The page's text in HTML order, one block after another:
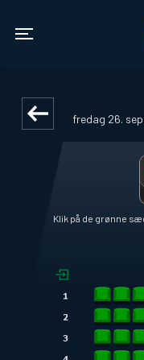
fredag 26.
Klik på de grønne